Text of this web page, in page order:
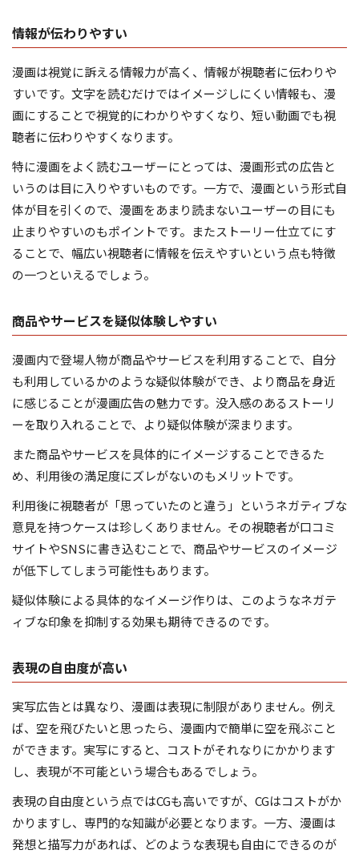
情報が伝わりやすい
漫画は視覚に訴える情報力が高く、情報が視聴者に伝わりや
すいです。文字を読むだけではイメージしにくい情報も、漫
画にすることで視覚的にわかりやすくなり、短い動画でも視
聴者に伝わりやすくなります。
特に漫画をよく読むユーザーにとっては、漫画形式の広告と
いうのは目に入りやすいものです。一方で、漫画という形式自
体が目を引くので、漫画をあまり読まないユーザーの目にも
止まりやすいのもポイントです。またストーリー仕立てにす
ることで、幅広い視聴者に情報を伝えやすいという点も特徴
の一つといえるでしょう。
商品やサービスを疑似体験しやすい
漫画内で登場人物が商品やサービスを利用することで、自分
も利用しているかのような疑似体験ができ、より商品を身近
に感じることが漫画広告の魅力です。没入感のあるストーリ
ーを取り入れることで、より疑似体験が深まります。
また商品やサービスを具体的にイメージすることできるた
め、利用後の満足度にズレがないのもメリットです。
利用後に視聴者が「思っていたのと違う」というネガティブな
意見を持つケースは珍しくありません。その視聴者が口コミ
サイトやSNSに書き込むことで、商品やサービスのイメージ
が低下してしまう可能性もあります。
疑似体験による具体的なイメージ作りは、このようなネガテ
ィブな印象を抑制する効果も期待できるのです。
表現の自由度が高い
実写広告とは異なり、漫画は表現に制限がありません。例え
ば、空を飛びたいと思ったら、漫画内で簡単に空を飛ぶこと
ができます。実写にすると、コストがそれなりにかかります
し、表現が不可能という場合もあるでしょう。
表現の自由度という点ではCGも高いですが、CGはコストがか
かりますし、専門的な知識が必要となります。一方、漫画は
発想と描写力があれば、どのような表現も自由にできるのが